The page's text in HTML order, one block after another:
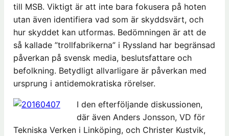
till MSB. Viktigt är att inte bara fokusera på hoten
utan även identifiera vad som är skyddsvärt, och
hur skyddet kan utformas. Bedömningen är att de
så kallade ”trollfabrikerna” i Ryssland har begränsad
påverkan på svensk media, beslutsfattare och
befolkning. Betydligt allvarligare är påverkan med
ursprung i antidemokratiska rörelser.
I den efterföljande diskussionen,
där även Anders Jonsson, VD för
Tekniska Verken i Linköping, och Christer Kustvik,